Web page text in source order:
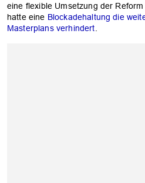
eine flexible Umsetzung der
hatte eine Blockadehaltung die
Masterplans verhindert